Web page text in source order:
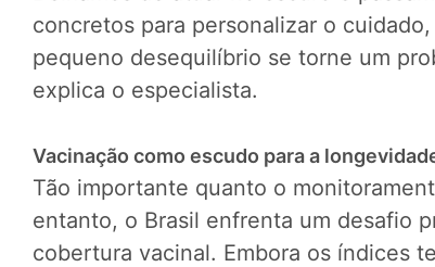
concretos para personalizar o
pequeno desequilíbrio se torne um
explica o especialista.
Vacinação como escudo para a
Tão importante quanto o
entanto, o Brasil enfrenta um desafio
cobertura vacinal. Embora os índices